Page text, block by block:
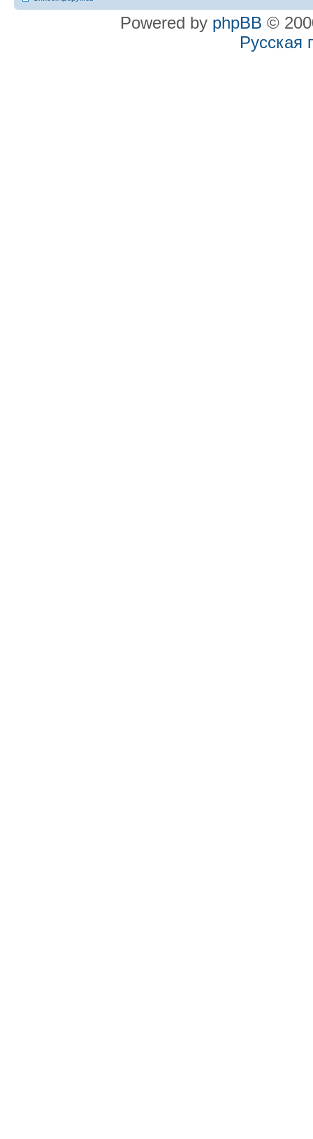
Powered by phpBB ©
Русская